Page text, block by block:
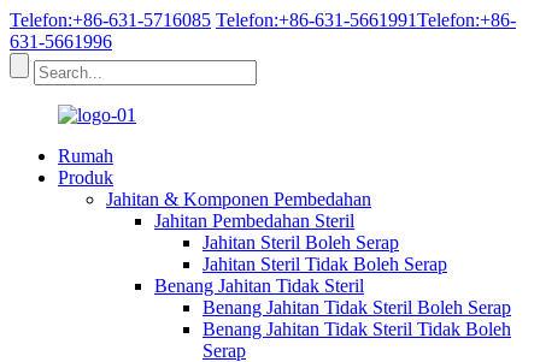
Telefon:+86-631-5716085 Telefon:+86-631-5661991Telefon:+86-
631-5661996
Rumah
Produk
Jahitan & Komponen Pembedahan
Jahitan Pembedahan Steril
Jahitan Steril Boleh Serap
Jahitan Steril Tidak Boleh Serap
Benang Jahitan Tidak Steril
Benang Jahitan Tidak Steril Boleh Serap
Benang Jahitan Tidak Steril Tidak Boleh
Serap